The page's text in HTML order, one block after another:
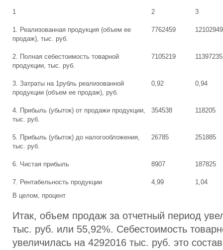
1 2 3
1. Реализованная продукция (объем ее
продаж), тыс. руб.
7762459 12102949
2. Полная себестоимость товарной
продукции, тыс. руб.
7105219 11397235
3. Затраты на 1рубль реализованной
продукции (объем ее продаж), руб.
0,92 0,94
4. Прибыль (убыток) от продажи продукции,
тыс. руб.
354538 118205
5. Прибыль (убыток) до налогообложения,
тыс. руб.
26785 251885
6. Чистая прибыль 8907 187825
7. Рентабельность продукции
В целом, процент
4,99 1,04
Итак, объем продаж за отчетный период
тыс. руб. или 55,92%. Себестоимость
увеличилась на 4292016 тыс. руб. это